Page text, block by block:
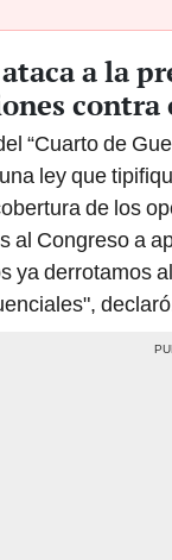
a la
“Cuarto de
ley que
de los
al Congreso a
ya derrotamos